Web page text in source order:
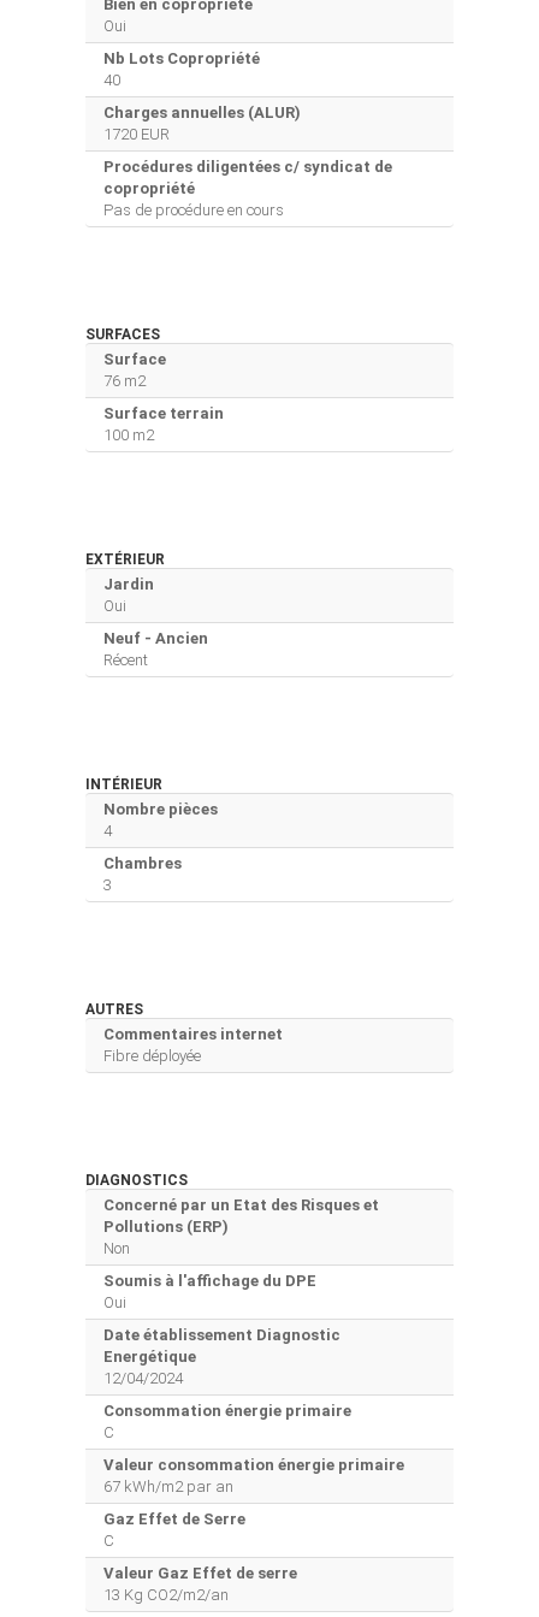
Bien en copropriété
Oui
Nb Lots Copropriété
40
Charges annuelles (ALUR)
1720 EUR
Procédures diligentées c/ syndicat de
copropriété
Pas de procédure en cours
SURFACES
Surface
76 m2
Surface terrain
100 m2
EXTÉRIEUR
Jardin
Oui
Neuf - Ancien
Récent
INTÉRIEUR
Nombre pièces
4
Chambres
3
AUTRES
Commentaires internet
Fibre déployée
DIAGNOSTICS
Concerné par un Etat des Risques et
Pollutions (ERP)
Non
Soumis à l'affichage du DPE
Oui
Date établissement Diagnostic
Energétique
12/04/2024
Consommation énergie primaire
C
Valeur consommation énergie primaire
67 kWh/m2 par an
Gaz Effet de Serre
C
Valeur Gaz Effet de serre
13 Kg CO2/m2/an